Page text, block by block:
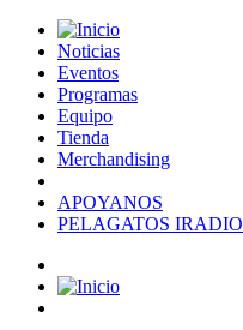
Noticias
Eventos
Programas
Equipo
Tienda
Merchandising
APOYANOS
PELAGATOS IRADIO